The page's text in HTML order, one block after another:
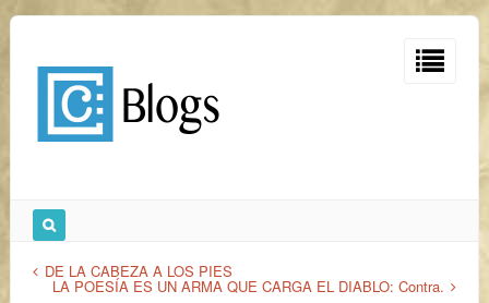
DE LA CABEZA A LOS PIES
LA POESÍA ES UN ARMA QUE CARGA EL DIABLO: Contra.